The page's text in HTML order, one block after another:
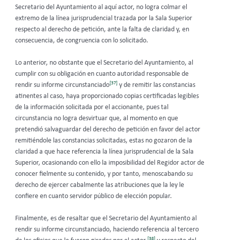
Secretario del Ayuntamiento al aquí actor, no logra colmar el
extremo de la línea jurisprudencial trazada por la Sala Superior
respecto al derecho de petición, ante la falta de claridad y, en
consecuencia, de congruencia con lo solicitado.
Lo anterior, no obstante que el Secretario del Ayuntamiento, al
cumplir con su obligación en cuanto autoridad responsable de
rendir su informe circunstanciado[37] y de remitir las constancias
atinentes al caso, haya proporcionado copias certificadas legibles
de la información solicitada por el accionante, pues tal
circunstancia no logra desvirtuar que, al momento en que
pretendió salvaguardar del derecho de petición en favor del actor
remitiéndole las constancias solicitadas, estas no gozaron de la
claridad a que hace referencia la línea jurisprudencial de la Sala
Superior, ocasionando con ello la imposibilidad del Regidor actor de
conocer fielmente su contenido, y por tanto, menoscabando su
derecho de ejercer cabalmente las atribuciones que la ley le
confiere en cuanto servidor público de elección popular.
Finalmente, es de resaltar que el Secretario del Ayuntamiento al
rendir su informe circunstanciado, haciendo referencia al tercero
[38]